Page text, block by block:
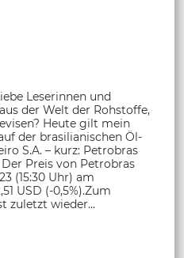
Leserinnen und
der Welt der Rohstoffe,
Heute gilt mein
der brasilianischen Öl-
S.A. – kurz: Petrobras
Der Preis von Petrobras
(15:30 Uhr) am
USD (-0,5%).Zum
zuletzt wieder...